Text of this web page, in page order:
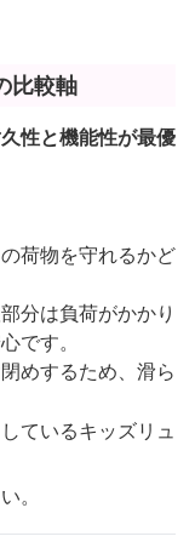
比較軸
性と機能性が最優
荷物を守れるかど
分は負荷がかかり
です。
めするため、滑ら
ているキッズリュ
。